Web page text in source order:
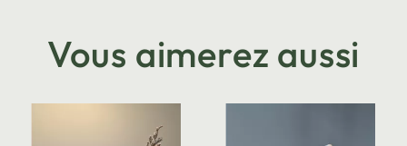
Vous aimerez aussi